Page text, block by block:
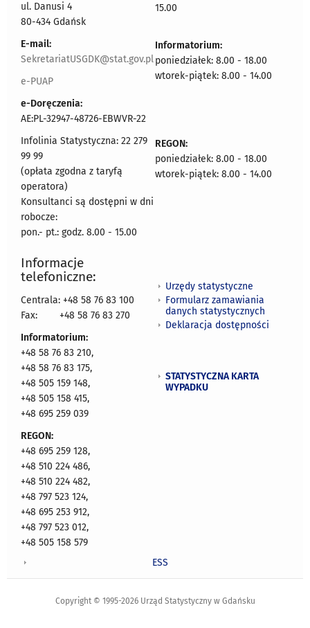
ul. Danusi 4
80-434 Gdańsk
E-mail:
SekretariatUSGDK@stat.gov.pl
e-PUAP
e-Doręczenia:
AE:PL-32947-48726-EBWVR-22
Infolinia Statystyczna: 22 279
99 99
(opłata zgodna z taryfą
operatora)
Konsultanci są dostępni w dni
robocze:
pon.- pt.: godz. 8.00 - 15.00
15.00
Informatorium:
poniedziałek: 8.00 - 18.00
wtorek-piątek: 8.00 - 14.00
REGON:
poniedziałek: 8.00 - 18.00
wtorek-piątek: 8.00 - 14.00
Informacje
telefoniczne:
Centrala: +48 58 76 83 100
Fax:
+48 58 76 83 270
Informatorium:
+48 58 76 83 210,
+48 58 76 83 175,
+48 505 159 148,
+48 505 158 415,
+48 695 259 039
REGON:
+48 695 259 128,
+48 510 224 486,
+48 510 224 482,
+48 797 523 124,
+48 695 253 912,
+48 797 523 012,
+48 505 158 579
Urzędy statystyczne
Formularz zamawiania
danych statystycznych
Deklaracja dostępności
STATYSTYCZNA KARTA
WYPADKU
ESS
Copyright © 1995-2026 Urząd Statystyczny w Gdańsku